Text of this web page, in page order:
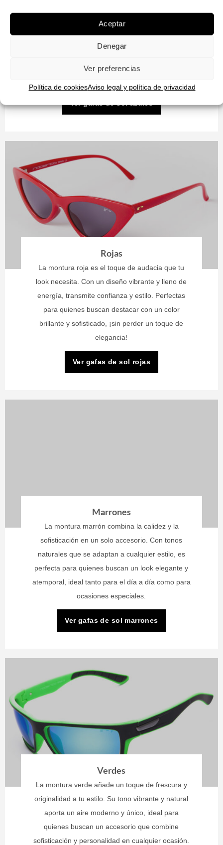
Aceptar
Denegar
Ver preferencias
Política de cookiesAviso legal y política de privacidad
añadir un toque de color vibrante a su estilo. Su
frescura y energía aportan un aire relajado y
moderno, perfecto para destacar sin perder
sofisticación. ¡Un accesorio imprescindible para un
Ver gafas de sol azules
Rojas
La montura roja es el toque de audacia que tu
look necesita. Con un diseño vibrante y lleno de
energía, transmite confianza y estilo. Perfectas
para quienes buscan destacar con un color
brillante y sofisticado, ¡sin perder un toque de
elegancia!
Ver gafas de sol rojas
Marrones
La montura marrón combina la calidez y la
sofisticación en un solo accesorio. Con tonos
naturales que se adaptan a cualquier estilo, es
perfecta para quienes buscan un look elegante y
atemporal, ideal tanto para el día a día como para
ocasiones especiales.
Ver gafas de sol marrones
Verdes
La montura verde añade un toque de frescura y
originalidad a tu estilo. Su tono vibrante y natural
aporta un aire moderno y único, ideal para
quienes buscan un accesorio que combine
sofisticación y personalidad en cualquier ocasión.